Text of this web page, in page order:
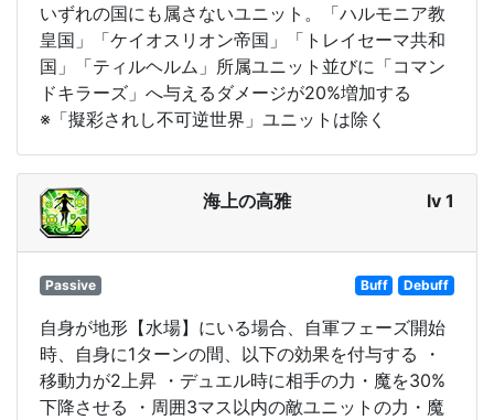
いずれの国にも属さないユニット。「ハルモニア教
皇国」「ケイオスリオン帝国」「トレイセーマ共和
国」「ティルヘルム」所属ユニット並びに「コマン
ドキラーズ」へ与えるダメージが20%増加する
※「擬彩されし不可逆世界」ユニットは除く
海上の高雅 lv 1
Passive Buff Debuff
自身が地形【水場】にいる場合、自軍フェーズ開始
時、自身に1ターンの間、以下の効果を付与する ・
移動力が2上昇 ・デュエル時に相手の力・魔を30%
下降させる ・周囲3マス以内の敵ユニットの力・魔